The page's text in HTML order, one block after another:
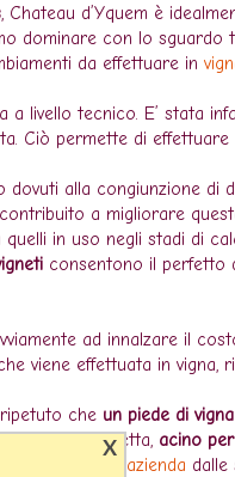
, Chateau d’Yquem è
dominare con lo sguardo
da effettuare in
livello tecnico. E’ stata
Ciò permette di
dovuti alla congiunzione
a migliorare
in uso negli stadi di
consentono il perfetto
ad innalzare il
viene effettuata in vigna,
che un piede di
maturità perfetta, acino
azienda dalle
X